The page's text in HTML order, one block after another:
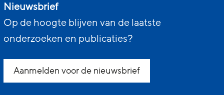
Nieuwsbrief
Op de hoogte blijven van de laatste
onderzoeken en publicaties?
Aanmelden voor de nieuwsbrief